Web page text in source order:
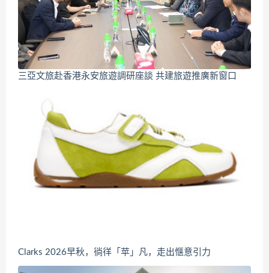
三亞文旅赴香港永安旅遊調研座談 共建旅遊推廣新窗口
Clarks 2026早秋，徜徉「苹」凡，走出惬意引力